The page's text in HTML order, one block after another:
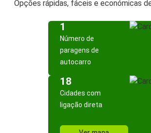
Opções rápidas, fáceis e económicas
1
Número de
paragens de
autocarro
18
Cidades com
ligação direta